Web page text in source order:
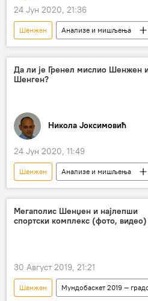
24 Јун 2020, 21:36
Шенжен
Анализе и мишљења
Коментари и Аналитика
Ричард Гренел
Да ли је Гренел мислио Шенжен
Шенген?
Никола Јоксимовић
24 Јун 2020, 11:49
Шенжен
Анализе и мишљења
Коментари и Аналитика
шенген
Ричард Гренел
Мегаполис Шенџен и најлепши
спортски комплекс (фото, видео)
30 Август 2019, 21:21
Шенжен
Мундобаскет 2019 ―